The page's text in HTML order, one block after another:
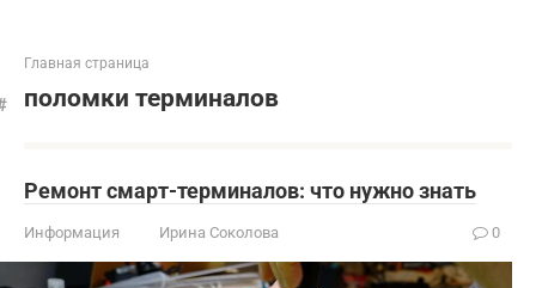
Главная страница
поломки терминалов
Ремонт смарт-терминалов: что нужно знать
Информация Ирина Соколова 0